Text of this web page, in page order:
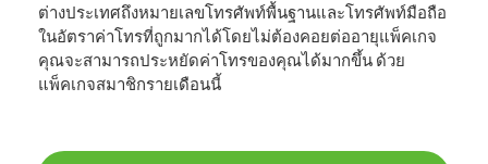
ต่างประเทศถึงหมายเลขโทรศัพท์พื้นฐานและโทรศัพท์มือถือ
ในอัตราค่าโทรที่ถูกมากได้โดยไม่ต้องคอยต่ออายุแพ็คเกจ
คุณจะสามารถประหยัดค่าโทรของคุณได้มากขึ้น ด้วย
แพ็คเกจสมาชิกรายเดือนนี้